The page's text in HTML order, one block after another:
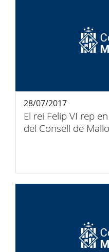
El rei Felip VI rep
del Consell de
28/07/2017